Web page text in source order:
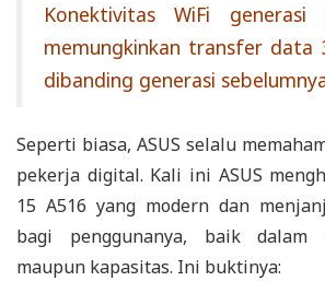
Konektivitas WiFi
memungkinkan transfer data
dibanding generasi
Seperti biasa, ASUS selalu
pekerja digital. Kali ini ASUS
15 A516 yang modern dan
bagi penggunanya, baik dalam
maupun kapasitas. Ini buktinya: